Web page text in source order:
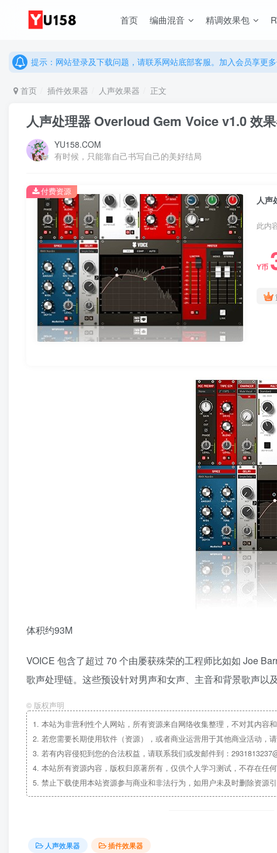
首页 编曲混音 精调效果包
提示：网站登录及下载问题，请联系网站底部客服。加入会员享更多
提示：网站登录及下载问题，请联系网站底部客服。加入会员享更
首页 插件效果器 人声效果器 正文
人声处理器 Overloud Gem Voice v1.0 效
YU158.COM
有时候，只能靠自己书写自己的美好结局
人声
此内
Y币
付费资源
体积约93M
VOICE 包含了超过 70 个由屡获殊荣的工程师比如如 Joe
歌声处理链。这些预设针对男声和女声、主音和背景歌声以及
© 版权声明
1. 本站为非营利性个人网站，所有资源来自网络收集整理，不对其内容
2. 若您需要长期使用软件（资源），或者商业运营用于其他商业活动，
3. 若有内容侵犯到您的合法权益，请联系我们或发邮件到：
4. 本站所有资源内容，版权归原著所有，仅供个人学习测试，不存在任
5. 禁止下载使用本站资源参与商业和非法行为，如用户未及时删除资源
人声效果器 插件效果器